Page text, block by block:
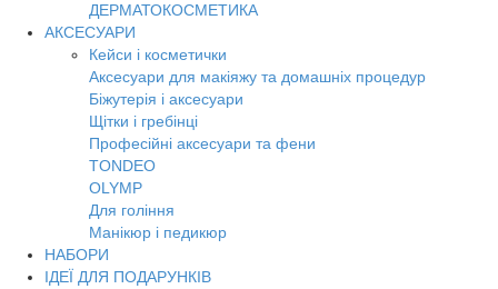
ДЕРМАТОКОСМЕТИКА
АКСЕСУАРИ
Кейси і косметички
Аксесуари для макіяжу та домашніх процедур
Біжутерія і аксесуари
Щітки і гребінці
Професійні аксесуари та фени
TONDEO
OLYMP
Для гоління
Манікюр і педикюр
НАБОРИ
ІДЕЇ ДЛЯ ПОДАРУНКІВ